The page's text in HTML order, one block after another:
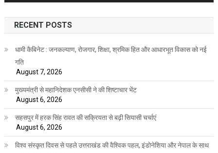
RECENT POSTS
धामी कैबिनेट : जनकल्याण, रोजगार, शिक्षा, श्रमिक हित और आधारभूत विकास को नई
गति
August 7, 2026
मुख्यमंत्री से महानिदेशक एनसीसी ने की शिष्टाचार भेंट
August 6, 2026
सहसपुर में हरक सिंह रावत की सक्रियता से बढ़ी सियासी चर्चाएं
August 6, 2026
विश्व संस्कृत दिवस से पहले उत्तराखंड की वैश्विक पहल, इंडोनेशिया और नेपाल के साथ